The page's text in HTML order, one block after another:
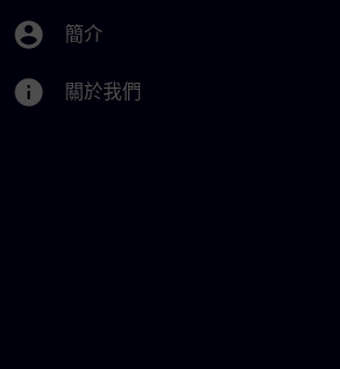
account_circle 簡介
info 關於我們